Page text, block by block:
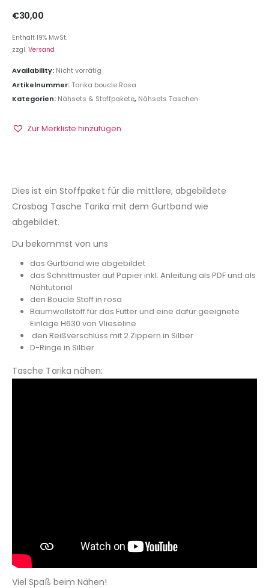
€30,00
Enthält 19% MwSt.
zzgl. Versand
Availability: Nicht vorrätig
Artikelnummer:Tarika boucle Rosa
Kategorien: Nähsets & Stoffpakete, Nähsets Taschen
Zur Merkliste hinzufügen
Dies ist ein Stoffpaket für die mittlere, abgebildete
Crosbag Tasche Tarika mit dem Gurtband wie
abgebildet.
Du bekommst von uns
das Gurtband wie abgebildet
das Schnittmuster auf Papier inkl. Anleitung als PDF und als
Nähtutorial
den Boucle Stoff in rosa
Baumwollstoff für das Futter und eine dafür geeignete
Einlage H630 von Vlieseline
den Reißverschluss mit 2 Zippern in Silber
D-Ringe in Silber
Tasche Tarika nähen:
Viel Spaß beim Nähen!